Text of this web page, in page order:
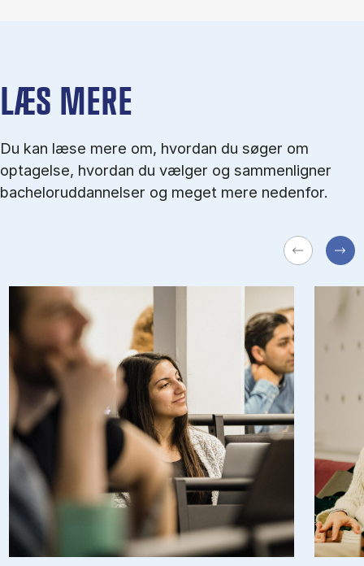
LÆS MERE
Du kan læse mere om, hvordan du søger om
optagelse, hvordan du vælger og sammenligner
bacheloruddannelser og meget mere nedenfor.